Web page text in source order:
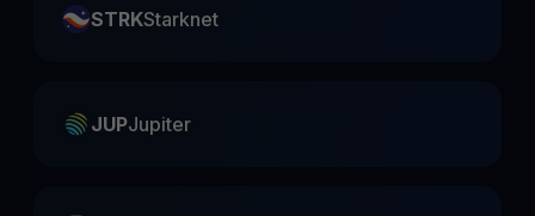
STRKStarknet
JUPJupiter